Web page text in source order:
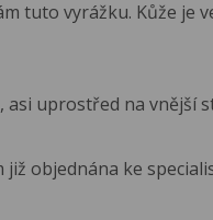
tuto vyrážku. Kůže je
asi uprostřed na vnější
objednána ke